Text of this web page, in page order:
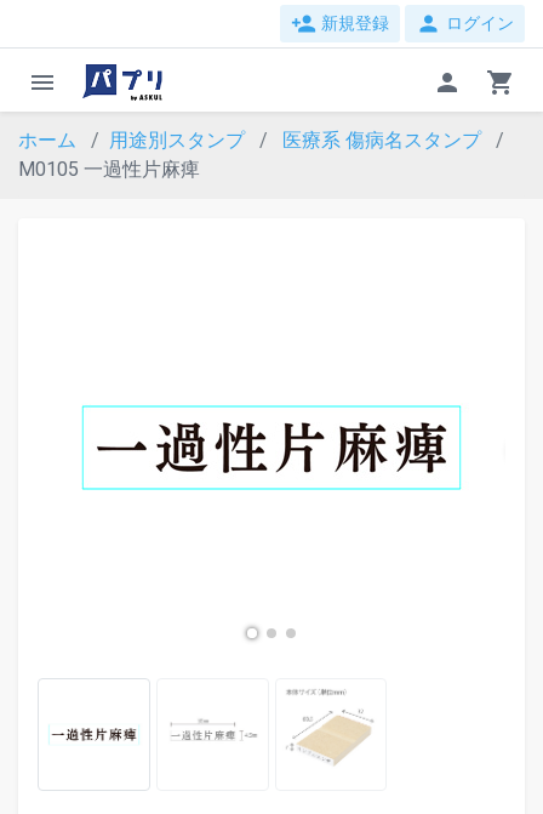
person_add 新規登録 person ログイン
menu person shopping_cart
ホーム 用途別スタンプ 医療系 傷病名スタンプ
M0105 一過性片麻痺